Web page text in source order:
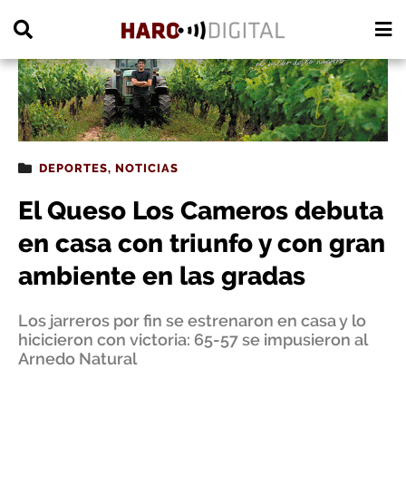
DEPORTES, NOTICIAS
El Queso Los Cameros debuta
en casa con triunfo y con gran
ambiente en las gradas
Los jarreros por fin se estrenaron en casa y lo
hicicieron con victoria: 65-57 se impusieron al
Arnedo Natural